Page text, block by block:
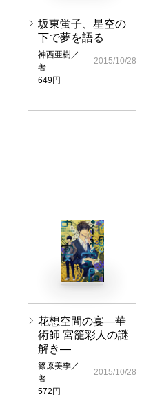
坂東蛍子、星空の
下で夢を語る
神西亜樹／
著
649円
2015/10/28
花想空間の宴―華
術師 宮籠彩人の謎
解き―
篠原美季／
著
572円
2015/10/28